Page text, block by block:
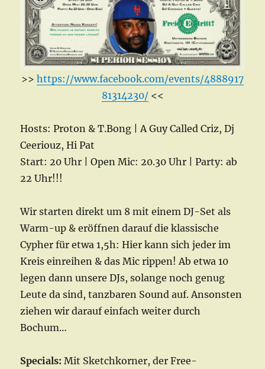
>> https://www.facebook.com/events/4888917
81314230/<<
Hosts: Proton & T.Bong | A Guy Called Criz, Dj
Ceeriouz, Hi Pat
Start: 20 Uhr | Open Mic: 20.30 Uhr | Party: ab
22 Uhr!!!
Wir starten direkt um 8 mit einem DJ-Set als
Warm-up & eröffnen darauf die klassische
Cypher für etwa 1,5h: Hier kann sich jeder im
Kreis einreihen & das Mic rippen! Ab etwa 10
legen dann unsere DJs, solange noch genug
Leute da sind, tanzbaren Sound auf. Ansonsten
ziehen wir darauf einfach weiter durch
Bochum…
Specials: Mit Sketchkorner, der Free-